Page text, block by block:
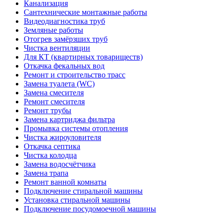
Канализация
Сантехнические монтажные работы
Видеодиагностика труб
Земляные работы
Отогрев замёрзших труб
Чистка вентиляции
Для КТ (квартирных товариществ)
Откачка фекальных вод
Ремонт и строительство трасс
Замена туалета (WC)
Замена смесителя
Ремонт смесителя
Ремонт трубы
Замена картриджа фильтра
Промывка системы отопления
Чистка жироуловителя
Откачка септика
Чистка колодца
Замена водосчётчика
Замена трапа
Ремонт ванной комнаты
Подключение стиральной машины
Установка стиральной машины
Подключение посудомоечной машины